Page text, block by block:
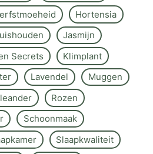
Hortensia
Jasmijn
Secrets
Klimplant
Lavendel
Muggen
Rozen
Schoonmaak
Slaapkwaliteit